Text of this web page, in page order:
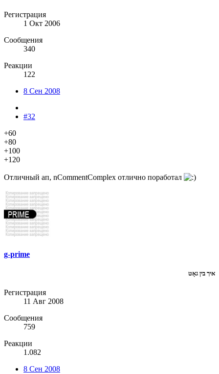
Регистрация
1 Окт 2006
Сообщения
340
Реакции
122
8 Сен 2008
#32
+60
+80
+100
+120
Отличный ап, nCommentComplex отлично поработал
g-prime
איך בין גאָט
Регистрация
11 Авг 2008
Сообщения
759
Реакции
1.082
8 Сен 2008